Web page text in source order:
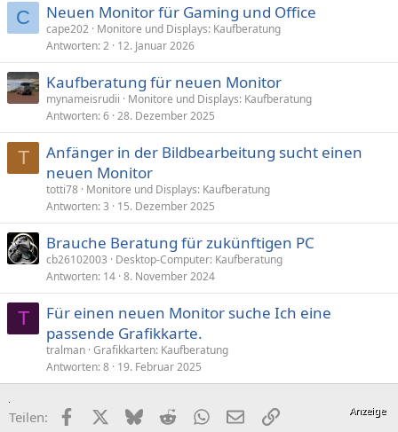
C Neuen Monitor für Gaming und Office
cape202 Monitore und Displays: Kaufberatung
Antworten 2 12. Januar 2026
Kaufberatung für neuen Monitor
mynameisrudii
Monitore und Displays: Kaufberatung
Antworten 6 28. Dezember 2025
T
Anfänger in der Bildbearbeitung sucht einen
neuen Monitor
totti78 Monitore und Displays: Kaufberatung
Antworten 3 15. Dezember 2025
Brauche Beratung für zukünftigen PC
cb26102003
Desktop-Computer: Kaufberatung
Antworten 14 8. November 2024
T
Für einen neuen Monitor suche Ich eine
passende Grafikkarte.
tralman Grafikkarten: Kaufberatung
Antworten 8 19. Februar 2025
Teilen: FacebookX (Twitter)
BlueskyRedditWhatsApp
E-MailLink